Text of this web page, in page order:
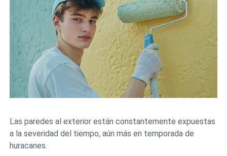
Las paredes al exterior están constantemente expuestas
a la severidad del tiempo, aún más en temporada de
huracanes.